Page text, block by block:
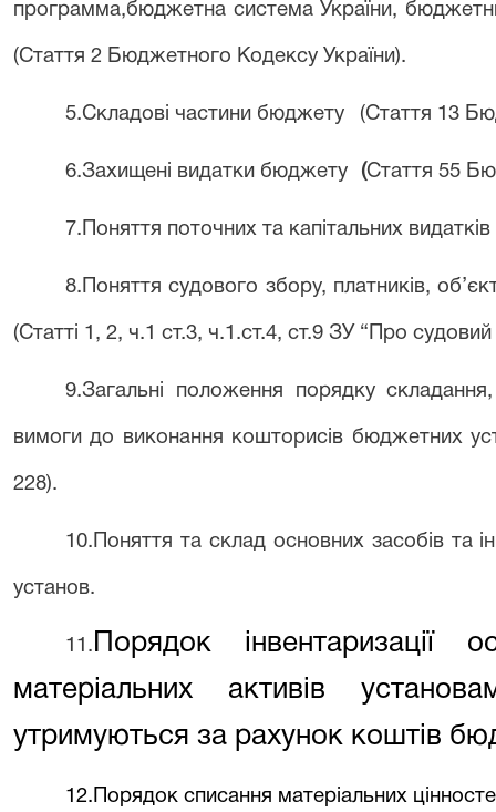
программа,бюджетна система України,
(Стаття 2 Бюджетного Кодексу України).
5.Складові частини бюджету (Стаття 13
6.Захищені видатки бюджету (Стаття 55
7.Поняття поточних та капітальних
8.Поняття судового збору, платників, об’
(Статті 1, 2, ч.1 ст.3, ч.1.ст.4, ст.9 ЗУ “ Про судовий
9.Загальні положення порядку
вимоги до виконання кошторисів бюджетних
228).
10.Поняття та склад основних засобів та
установ.
11.
Порядок
матеріальних активів
утримуються за рахунок коштів
12.Порядок списання матеріальних